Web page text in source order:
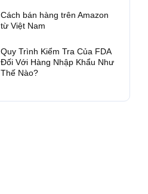
Cách bán hàng trên Amazon
từ Việt Nam
Quy Trình Kiểm Tra Của FDA
Đối Với Hàng Nhập Khẩu Như
Thế Nào?